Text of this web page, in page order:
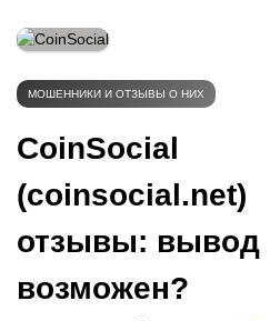
МОШЕННИКИ И ОТЗЫВЫ О НИХ
CoinSocial
(coinsocial.net)
отзывы: вывод
возможен?